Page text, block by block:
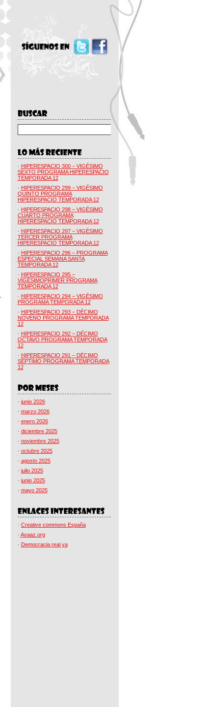
· HIPERESPACIO 300 – VIGÉSIMO
SEXTO PROGRAMA HIPERESPACIO
TEMPORADA 12
· HIPERESPACIO 299 – VIGÉSIMO
QUINTO PROGRAMA
HIPERESPACIO TEMPORADA 12
· HIPERESPACIO 298 – VIGÉSIMO
CUARTO PROGRAMA
HIPERESPACIO TEMPORADA 12
· HIPERESPACIO 297 – VIGÉSIMO
TERCER PROGRAMA
HIPERESPACIO TEMPORADA 12
· HIPERESPACIO 296 – PROGRAMA
ESPECIAL SEMANA SANTA
TEMPORADA 12
· HIPERESPACIO 295 –
VIGÉSIMOPRIMER PROGRAMA
TEMPORADA 12
· HIPERESPACIO 294 – VIGÉSIMO
PROGRAMA TEMPORADA 12
· HIPERESPACIO 293 – DÉCIMO
NOVENO PROGRAMA TEMPORADA
12
· HIPERESPACIO 292 – DÉCIMO
OCTAVO PROGRAMA TEMPORADA
12
· HIPERESPACIO 291 – DÉCIMO
SÉPTIMO PROGRAMA TEMPORADA
12
· junio 2026
· marzo 2026
· enero 2026
· diciembre 2025
· noviembre 2025
· octubre 2025
· agosto 2025
· julio 2025
· junio 2025
· mayo 2025
· Creative commons España
· Avaaz.org
· Democracia real ya